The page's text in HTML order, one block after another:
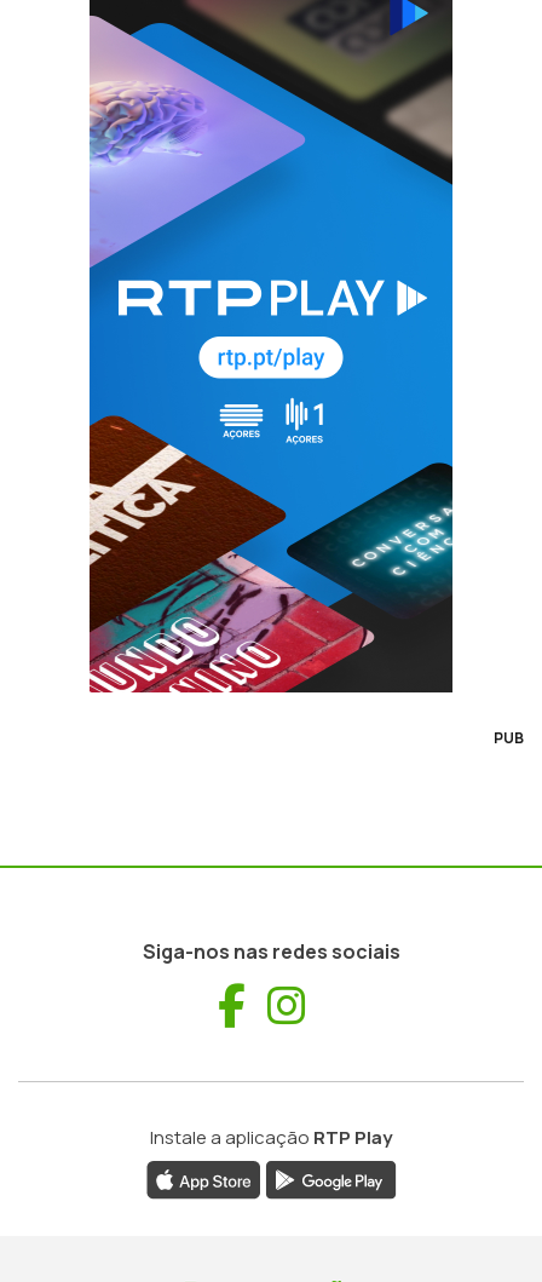
PUB
Siga-nos nas redes sociais
Facebook
Instale a aplicação RTP Play